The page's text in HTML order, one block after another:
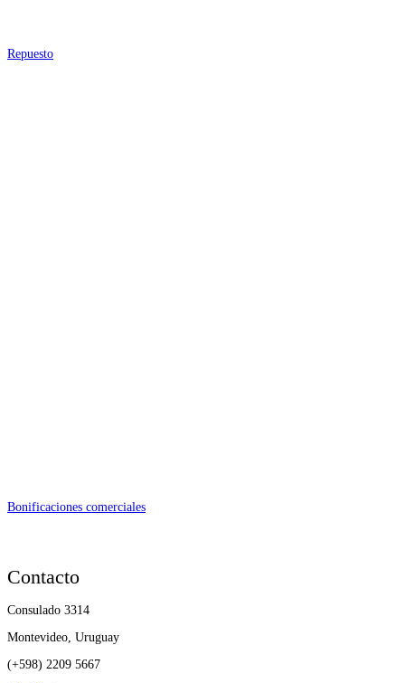
Repuesto
Bonificaciones comerciales
Contacto
Consulado 3314
Montevideo, Uruguay
(+598) 2209 5667